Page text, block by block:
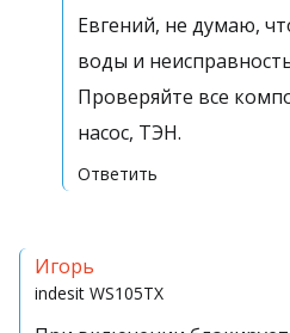
Евгений, не думаю,
воды и
Проверяйте все
насос, ТЭН.
Ответить
Игорь
indesit WS105TX